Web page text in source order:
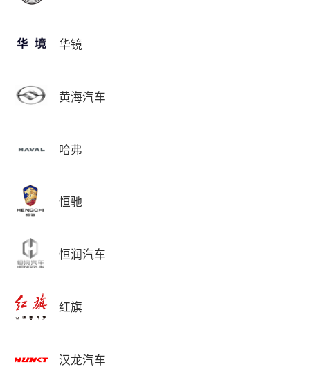
华镜
黄海汽车
哈弗
恒驰
恒润汽车
红旗
汉龙汽车